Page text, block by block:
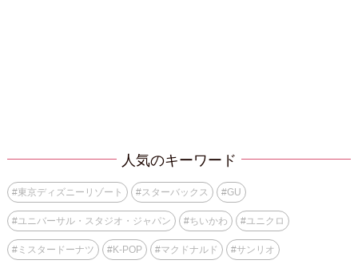
人気のキーワード
#東京ディズニーリゾート #スターバックス #GU
#ユニバーサル・スタジオ・ジャパン #ちいかわ #ユニクロ
#ミスタードーナツ #K-POP #マクドナルド #サンリオ